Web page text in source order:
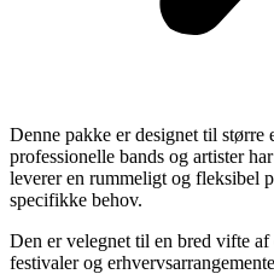
Denne pakke er designet til større
professionelle bands og artister
leverer en rummeligt og fleksibel
specifikke behov.
Den er velegnet til en bred vifte af
festivaler og